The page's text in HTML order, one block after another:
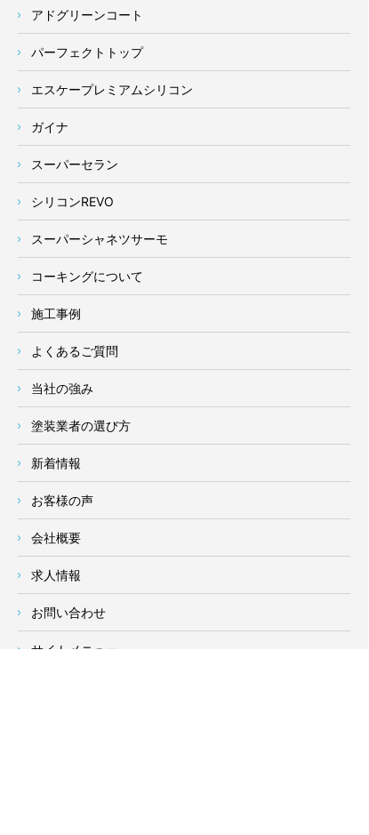
アドグリーンコート
パーフェクトトップ
エスケープレミアムシリコン
ガイナ
スーパーセラン
シリコンREVO
スーパーシャネツサーモ
コーキングについて
施工事例
よくあるご質問
当社の強み
塗装業者の選び方
新着情報
お客様の声
会社概要
求人情報
お問い合わせ
サイトメニュー